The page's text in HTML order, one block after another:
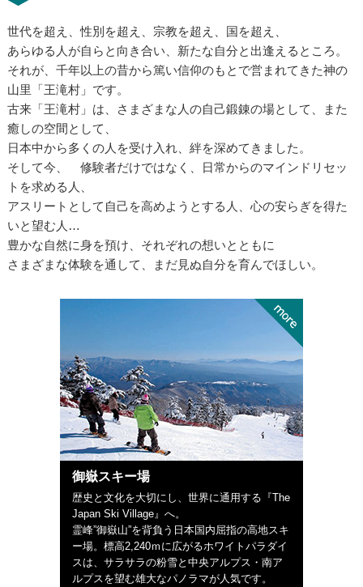
世代を超え、性別を超え、宗教を超え、国を超え、
あらゆる人が自らと向き合い、新たな自分と出逢えるところ。
それが、千年以上の昔から篤い信仰のもとで営まれてきた神の
山里「王滝村」です。
古来「王滝村」は、さまざまな人の自己鍛錬の場として、また
癒しの空間として、
日本中から多くの人を受け入れ、絆を深めてきました。
そして今、 修験者だけではなく、日常からのマインドリセッ
トを求める人、
アスリートとして自己を高めようとする人、心の安らぎを得た
いと望む人…
豊かな自然に身を預け、それぞれの想いとともに
さまざまな体験を通して、まだ見ぬ自分を育んでほしい。
御嶽スキー場
歴史と文化を大切にし、世界に通用する『The
Japan Ski Village』へ。
霊峰”御嶽山”を背負う日本国内屈指の高地スキ
ー場。標高2,240ｍに広がるホワイトパラダイ
スは、サラサラの粉雪と中央アルプス・南ア
ルプスを望む雄大なパノラマが人気です。